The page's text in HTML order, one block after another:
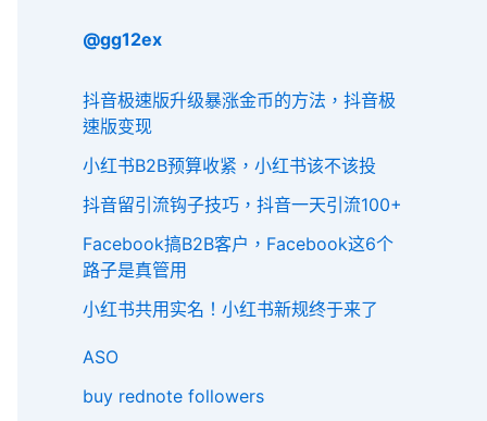
@gg12ex
抖音极速版升级暴涨金币的方法，抖音极
速版变现
小红书B2B预算收紧，小红书该不该投
抖音留引流钩子技巧，抖音一天引流100+
Facebook搞B2B客户，Facebook这6个
路子是真管用
小红书共用实名！小红书新规终于来了
ASO
buy rednote followers